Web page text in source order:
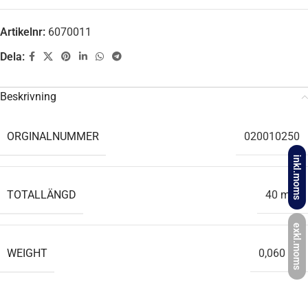
inkl.moms
exkl.moms
Artikelnr: 6070011
Dela:
Beskrivning
ORGINALNUMMER 020010250
TOTALLÄNGD 40 mm
WEIGHT 0,060 kg